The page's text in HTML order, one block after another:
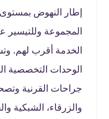
إطار النهوض بمستوى
المجموعة وللتيسير
الخدمة أقرب لهم.
الوحدات التخصصية
جراحات القرنية
والزرقاء، الشبكية